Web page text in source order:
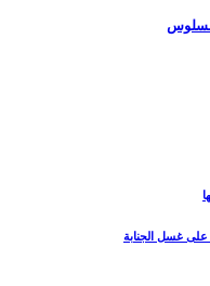
على غسل الجنابة